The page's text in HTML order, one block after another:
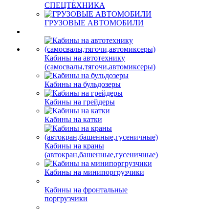
СПЕЦТЕХНИКА
ГРУЗОВЫЕ АВТОМОБИЛИ
Кабины на автотехнику
(самосвалы,тягочи,автомиксеры)
Кабины на бульдозеры
Кабины на грейдеры
Кабины на катки
Кабины на краны
(автокран,башенные,гусеничные)
Кабины на минипоргрузчики
Кабины на фронтальные